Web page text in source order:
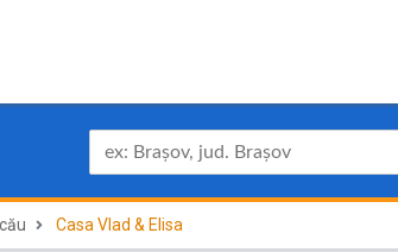
Casa Vlad & Elisa